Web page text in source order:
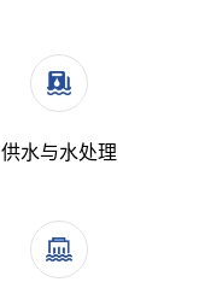
供水与水处理